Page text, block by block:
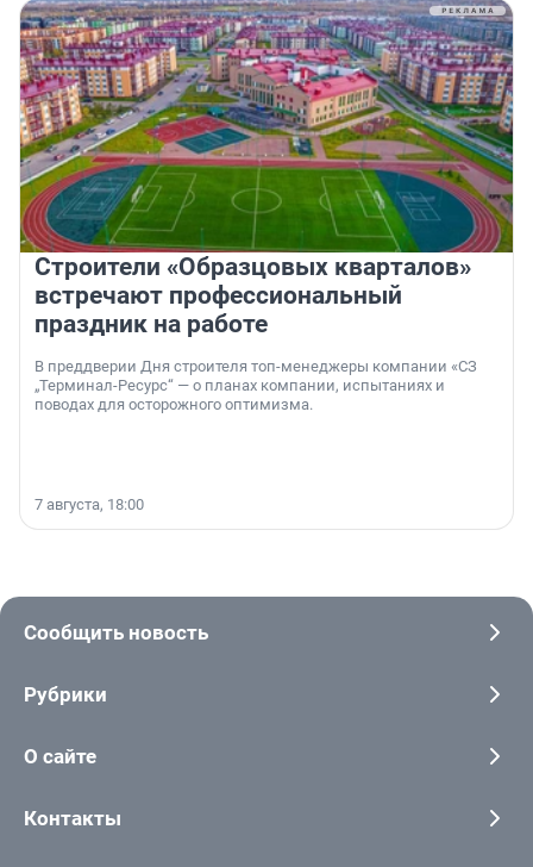
Строители «Образцовых кварталов»
встречают профессиональный
праздник на работе
В преддверии Дня строителя топ-менеджеры компании «СЗ
„Терминал-Ресурс“ — о планах компании, испытаниях и
поводах для осторожного оптимизма.
7 августа, 18:00
Сообщить новость
Рубрики
О сайте
Контакты